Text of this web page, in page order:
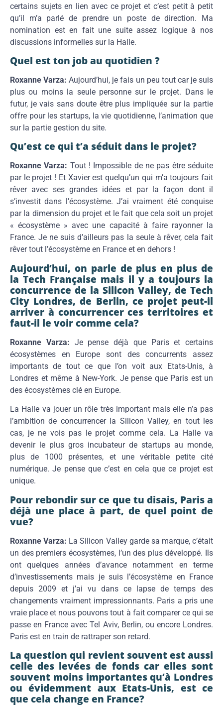
certains sujets en lien avec ce projet et c’est petit à petit
qu’il m’a parlé de prendre un poste de direction. Ma
nomination est en fait une suite assez logique à nos
discussions informelles sur la Halle.
Quel est ton job au quotidien ?
Roxanne Varza: Aujourd’hui, je fais un peu tout car je suis
plus ou moins la seule personne sur le projet. Dans le
futur, je vais sans doute être plus impliquée sur la partie
offre pour les startups, la vie quotidienne, l’animation que
sur la partie gestion du site.
Qu’est ce qui t’a séduit dans le projet?
Roxanne Varza: Tout ! Impossible de ne pas être séduite
par le projet ! Et Xavier est quelqu’un qui m’a toujours fait
rêver avec ses grandes idées et par la façon dont il
s’investit dans l’écosystème. J’ai vraiment été conquise
par la dimension du projet et le fait que cela soit un projet
« écosystème » avec une capacité à faire rayonner la
France. Je ne suis d’ailleurs pas la seule à rêver, cela fait
rêver tout l’écosystème en France et en dehors !
Aujourd’hui, on parle de plus en plus de
la Tech Française mais il y a toujours la
concurrence de la Silicon Valley, de Tech
City Londres, de Berlin, ce projet peut-il
arriver à concurrencer ces territoires et
faut-il le voir comme cela?
Roxanne Varza: Je pense déjà que Paris et certains
écosystèmes en Europe sont des concurrents assez
importants de tout ce que l’on voit aux Etats-Unis, à
Londres et même à New-York. Je pense que Paris est un
des écosystèmes clé en Europe.
La Halle va jouer un rôle très important mais elle n’a pas
l’ambition de concurrencer la Silicon Valley, en tout les
cas, je ne vois pas le projet comme cela. La Halle va
devenir le plus gros incubateur de startups au monde,
plus de 1000 présentes, et une véritable petite cité
numérique. Je pense que c’est en cela que ce projet est
unique.
Pour rebondir sur ce que tu disais, Paris a
déjà une place à part, de quel point de
vue?
Roxanne Varza: La Silicon Valley garde sa marque, c’était
un des premiers écosystèmes, l’un des plus développé. Ils
ont quelques années d’avance notamment en terme
d’investissements mais je suis l’écosystème en France
depuis 2009 et j’ai vu dans ce lapse de temps des
changements vraiment impressionnants. Paris a pris une
vraie place et nous pouvons tout à fait comparer ce qui se
passe en France avec Tel Aviv, Berlin, ou encore Londres.
Paris est en train de rattraper son retard.
La question qui revient souvent est aussi
celle des levées de fonds car elles sont
souvent moins importantes qu’à Londres
ou évidemment aux Etats-Unis, est ce
que cela change en France?